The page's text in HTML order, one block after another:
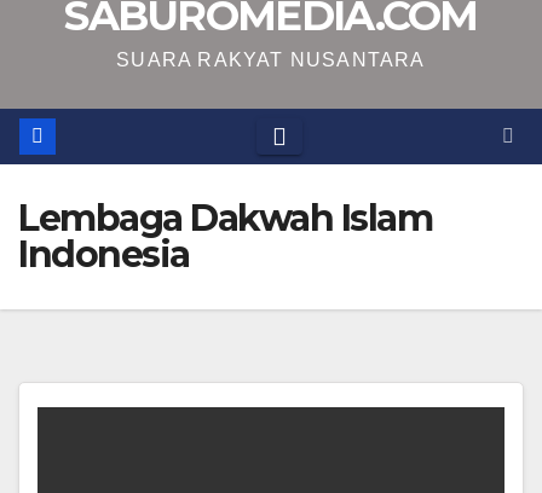
SABUROMEDIA.COM
SUARA RAKYAT NUSANTARA
Lembaga Dakwah Islam
Indonesia